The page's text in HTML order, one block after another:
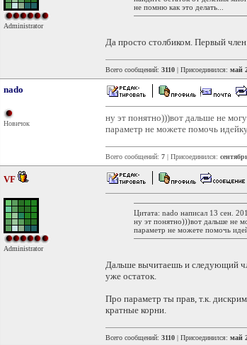
Administrator
не помню как это делать...
Да просто столбиком. Первый
Всего сообщений: 3110 | Присоединился: май
nado
Новичок
ну эт понятно)))вот дальше не
параметр не можете помочь
Всего сообщений: 7 | Присоединился:
VF
Administrator
Цитата: nado написал 13 сен.
ну эт понятно)))вот дальше не
параметр не можете помочь
Дальше вычитаешь и следующий
уже остаток.
Про параметр ты прав, т.к.
кратные корни.
Всего сообщений: 3110 | Присоединился: май